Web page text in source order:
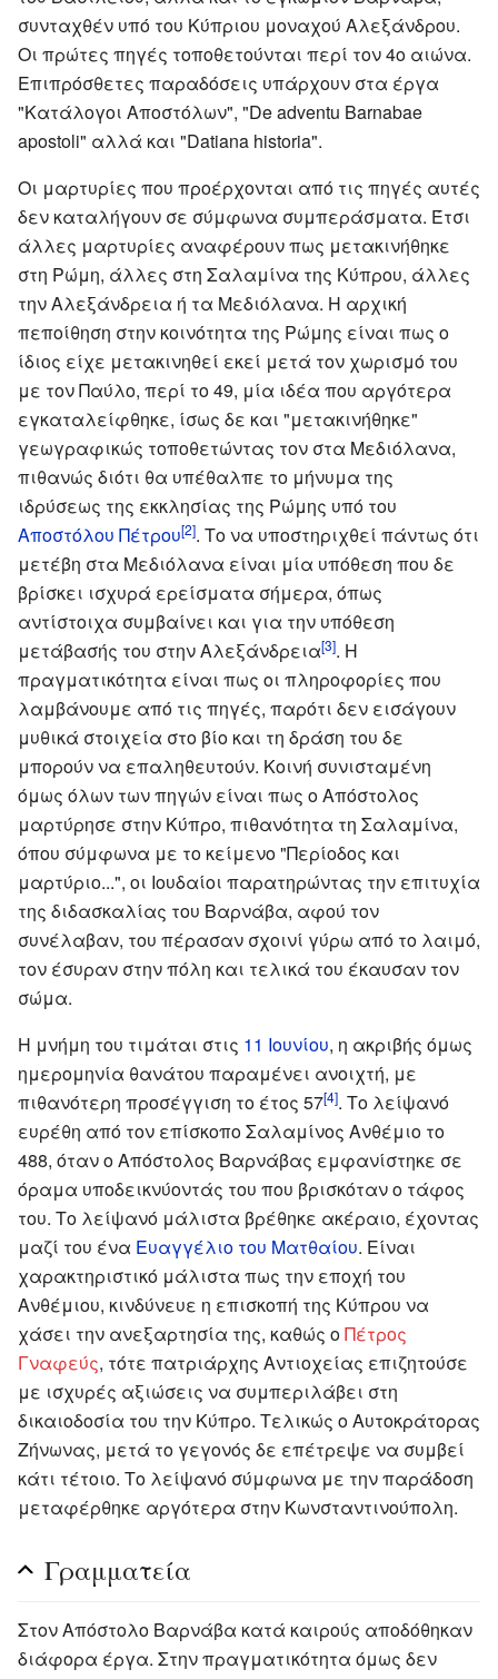
συνταχθέν υπό του Κύπριου μοναχού Αλεξάνδρου.
Οι πρώτες πηγές τοποθετούνται περί τον 4ο αιώνα.
Επιπρόσθετες παραδόσεις υπάρχουν στα έργα
"Κατάλογοι Αποστόλων", "De adventu Barnabae
apostoli" αλλά και "Datiana historia".
Οι μαρτυρίες που προέρχονται από τις πηγές αυτές
δεν καταλήγουν σε σύμφωνα συμπεράσματα. Έτσι
άλλες μαρτυρίες αναφέρουν πως μετακινήθηκε
στη Ρώμη, άλλες στη Σαλαμίνα της Κύπρου, άλλες
την Αλεξάνδρεια ή τα Μεδιόλανα. Η αρχική
πεποίθηση στην κοινότητα της Ρώμης είναι πως ο
ίδιος είχε μετακινηθεί εκεί μετά τον χωρισμό του
με τον Παύλο, περί το 49, μία ιδέα που αργότερα
εγκαταλείφθηκε, ίσως δε και "μετακινήθηκε"
γεωγραφικώς τοποθετώντας τον στα Μεδιόλανα,
πιθανώς διότι θα υπέθαλπε το μήνυμα της
ιδρύσεως της εκκλησίας της Ρώμης υπό του
Αποστόλου Πέτρου[2]. Το να υποστηριχθεί πάντως ότι
μετέβη στα Μεδιόλανα είναι μία υπόθεση που δε
βρίσκει ισχυρά ερείσματα σήμερα, όπως
αντίστοιχα συμβαίνει και για την υπόθεση
μετάβασής του στην Αλεξάνδρεια[3]. Η
πραγματικότητα είναι πως οι πληροφορίες που
λαμβάνουμε από τις πηγές, παρότι δεν εισάγουν
μυθικά στοιχεία στο βίο και τη δράση του δε
μπορούν να επαληθευτούν. Κοινή συνισταμένη
όμως όλων των πηγών είναι πως ο Απόστολος
μαρτύρησε στην Κύπρο, πιθανότητα τη Σαλαμίνα,
όπου σύμφωνα με το κείμενο "Περίοδος και
μαρτύριο...", οι Ιουδαίοι παρατηρώντας την επιτυχία
της διδασκαλίας του Βαρνάβα, αφού τον
συνέλαβαν, του πέρασαν σχοινί γύρω από το λαιμό,
τον έσυραν στην πόλη και τελικά του έκαυσαν τον
σώμα.
Η μνήμη του τιμάται στις 11 Ιουνίου, η ακριβής όμως
ημερομηνία θανάτου παραμένει ανοιχτή, με
πιθανότερη προσέγγιση το έτος 57[4]. Το λείψανό
ευρέθη από τον επίσκοπο Σαλαμίνος Ανθέμιο το
488, όταν ο Απόστολος Βαρνάβας εμφανίστηκε σε
όραμα υποδεικνύοντάς του που βρισκόταν ο τάφος
του. Το λείψανό μάλιστα βρέθηκε ακέραιο, έχοντας
μαζί του ένα Ευαγγέλιο του Ματθαίου. Είναι
χαρακτηριστικό μάλιστα πως την εποχή του
Ανθέμιου, κινδύνευε η επισκοπή της Κύπρου να
χάσει την ανεξαρτησία της, καθώς οΠέτρος
Γναφεύς, τότε πατριάρχης Αντιοχείας επιζητούσε
με ισχυρές αξιώσεις να συμπεριλάβει στη
δικαιοδοσία του την Κύπρο. Τελικώς ο Αυτοκράτορας
Ζήνωνας, μετά το γεγονός δε επέτρεψε να συμβεί
κάτι τέτοιο. Το λείψανό σύμφωνα με την παράδοση
μεταφέρθηκε αργότερα στην Κωνσταντινούπολη.
Γραμματεία
Στον Απόστολο Βαρνάβα κατά καιρούς αποδόθηκαν
διάφορα έργα. Στην πραγματικότητα όμως δεν